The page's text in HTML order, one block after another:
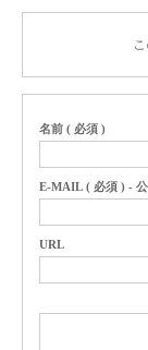
名前 ( 必須 )
E-MAIL ( 必須 ) -
URL